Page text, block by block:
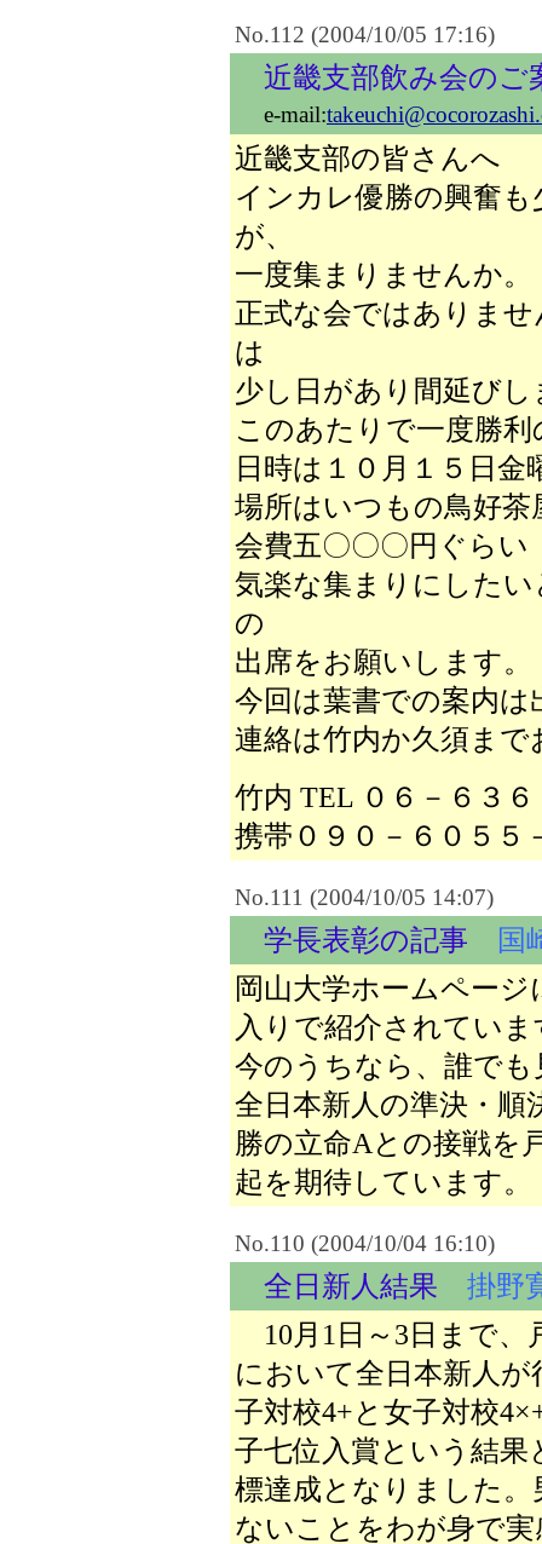
No.112 (2004/10/05 17:16)
近畿支部飲み会のご
e-mail:
近畿支部の皆さんへ
インカレ優勝の興奮
が、
一度集まりませんか。
正式な会ではありま
は
少し日があり間延びし
このあたりで一度勝
日時は１０月１５日金
場所はいつもの鳥好茶
会費五〇〇〇円ぐらい
気楽な集まりにした
の
出席をお願いします。
今回は葉書での案内は
連絡は竹内か久須まで
竹内 TEL ０６－６３
携帯０９０－６０５５
No.111 (2004/10/05 14:07)
学長表彰の記事
岡山大学ホームペー
入りで紹介されていま
今のうちなら、誰で
全日本新人の準決・順
勝の立命Aとの接戦を
起を期待しています。
No.110 (2004/10/04 16:10)
全日新人結果
掛野
10月1日～3日まで、
において全日本新人
子対校4+と女子対校
子七位入賞という結
標達成となりました
ないことをわが身で